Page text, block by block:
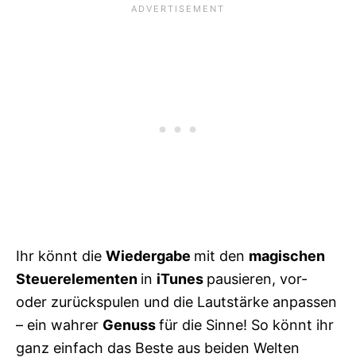
Ihr könnt die Wiedergabe mit den magischen
Steuerelementen in iTunes pausieren, vor-
oder zurückspulen und die Lautstärke anpassen
– ein wahrer Genussfür die Sinne! So könnt ihr
ganz einfach das Beste aus beiden Welten